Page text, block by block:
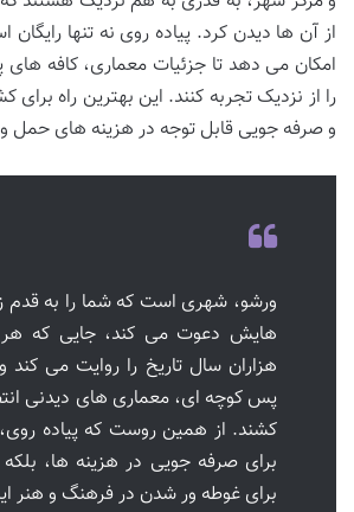
از آن ها دیدن کرد. پیاده روی نه تنها
امکان می دهد تا جزئیات معماری، کافه
را از نزدیک تجربه کنند. این بهترین راه
و صرفه جویی قابل توجه در هزینه های
ورشو، شهری است که شما را به قدم
هایش دعوت می کند، جایی که هر
هزاران سال تاریخ را روایت می
پس کوچه ای، معماری های دیدنی
کشند. از همین روست که پیاده روی،
برای صرفه جویی در هزینه ها،
برای غوطه ور شدن در فرهنگ و هنر